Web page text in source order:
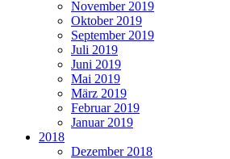
November 2019
Oktober 2019
September 2019
Juli 2019
Juni 2019
Mai 2019
März 2019
Februar 2019
Januar 2019
2018
Dezember 2018